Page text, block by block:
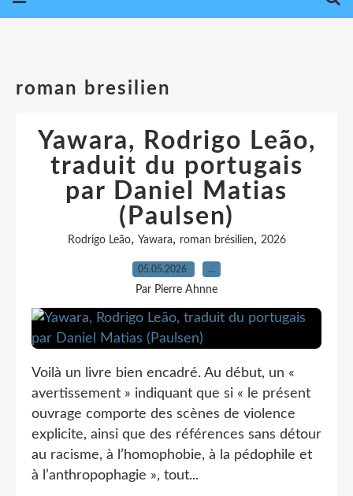
roman bresilien
Yawara, Rodrigo Leão,
traduit du portugais
par Daniel Matias
(Paulsen)
Rodrigo Leão, Yawara, roman brésilien, 2026
05.05.2026 …
Par Pierre Ahnne
Voilà un livre bien encadré. Au début, un «
avertissement » indiquant que si « le présent
ouvrage comporte des scènes de violence
explicite, ainsi que des références sans détour
au racisme, à l’homophobie, à la pédophile et
à l’anthropophagie », tout...